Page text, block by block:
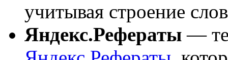
учитывая строение
Яндекс.Рефераты —